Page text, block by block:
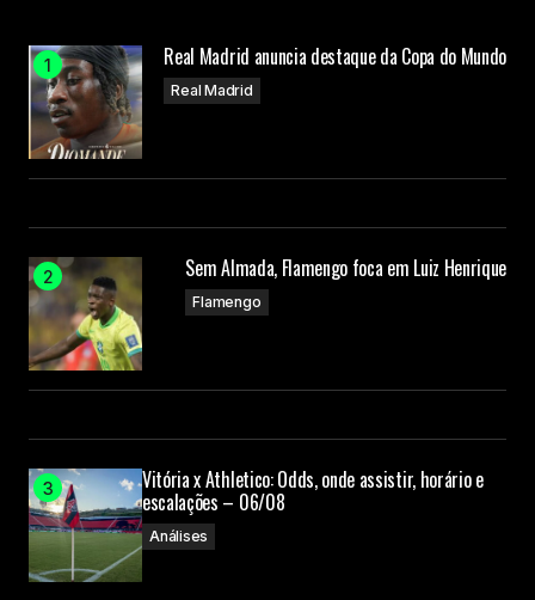
Real Madrid anuncia destaque da Copa do Mundo
Real Madrid
Sem Almada, Flamengo foca em Luiz Henrique
Flamengo
Vitória x Athletico: Odds, onde assistir, horário e
escalações – 06/08
Análises